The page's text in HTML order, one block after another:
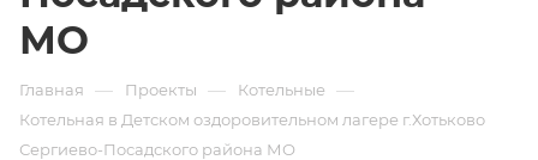
МО
Главная — Проекты — Котельные —
Котельная в Детском оздоровительном лагере г.Хотьково
Сергиево-Посадского района МО